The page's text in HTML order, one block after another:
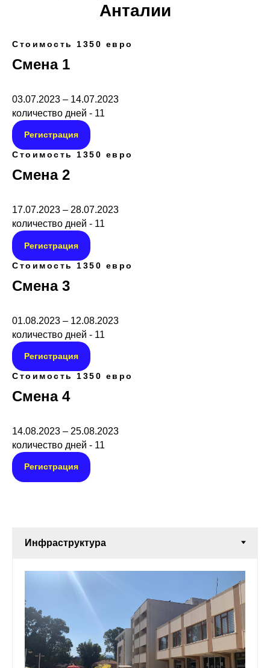
Анталии
Стоимость 1350 евро
Смена 1
03.07.2023 – 14.07.2023
количество дней - 11
Регистрация
Стоимость 1350 евро
Смена 2
17.07.2023 – 28.07.2023
количество дней - 11
Регистрация
Стоимость 1350 евро
Смена 3
01.08.2023 – 12.08.2023
количество дней - 11
Регистрация
Стоимость 1350 евро
Смена 4
14.08.2023 – 25.08.2023
количество дней - 11
Регистрация